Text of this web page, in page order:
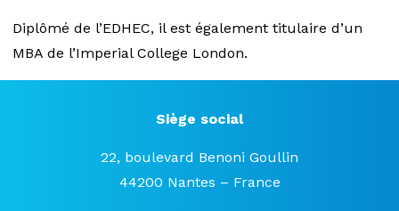
Diplômé de l’EDHEC, il est également titulaire d’un
MBA de l’Imperial College London.
Siège social
22, boulevard Benoni Goullin
44200 Nantes – France